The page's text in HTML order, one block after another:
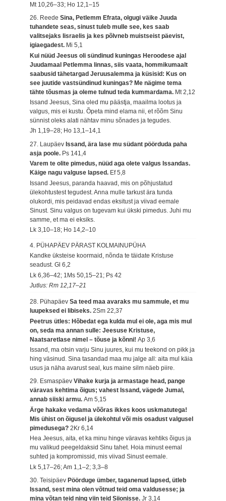
Mt 10,26–33; Ho 12,1–15
26. ReedeSina, Petlemm Efrata, olgugi väike Juuda
tuhandete seas, sinust tuleb mulle see, kes saab
valitsejaks Iisraelis ja kes põlvneb muistseist päevist,
igiaegadest. Mi 5,1
Kui nüüd Jeesus oli sündinud kuningas Heroodese ajal
Juudamaal Petlemma linnas, siis vaata, hommikumaalt
saabusid tähetargad Jeruusalemma ja küsisid: Kus on
see juutide vastsündinud kuningas? Me nägime tema
tähte tõusmas ja oleme tulnud teda kummardama. Mt 2,12
Issand Jeesus, Sina oled mu päästja, maailma lootus ja
valgus, mis ei kustu. Õpeta mind elama nii, et rõõm Sinu
sünnist oleks alati nähtav minu sõnades ja tegudes.
Jh 1,19–28; Ho 13,1–14,1
27. LaupäevIssand, ära lase mu südant pöörduda paha
asja poole. Ps 141,4
Varem te olite pimedus, nüüd aga olete valgus Issandas.
Käige nagu valguse lapsed. Ef 5,8
Issand Jeesus, paranda haavad, mis on põhjustatud
ülekohtustest tegudest. Anna mulle tarkust ära tunda
olukordi, mis peidavad endas eksitust ja viivad eemale
Sinust. Sinu valgus on tugevam kui ükski pimedus. Juhi mu
samme, et ma ei eksiks.
Lk 3,10–18; Ho 14,2–10
4. PÜHAPÄEV PÄRAST KOLMAINUPÜHA
Kandke üksteise koormaid, nõnda te täidate Kristuse
seadust.Gl 6,2
Lk 6,36–42; 1Ms 50,15–21; Ps 42
Jutlus: Rm 12,17–21
28. PühapäevSa teed maa avaraks mu sammule, et mu
luupeksed ei libiseks.2Sm 22,37
Peetrus ütles: Hõbedat ega kulda mul ei ole, aga mis mul
on, seda ma annan sulle: Jeesuse Kristuse,
Naatsaretlase nimel – tõuse ja kõnni!Ap 3,6
Issand, ma otsin varju Sinu juures, kui mu teekond on pikk ja
hing väsinud. Sina tasandad maa mu jalge all: aita mul käia
usus ja näha avarust seal, kus maine silm näeb piire.
29. EsmaspäevVihake kurja ja armastage head, pange
väravas kehtima õigus; vahest Issand, vägede Jumal,
annab siiski armu.Am 5,15
Ärge hakake vedama võõras ikkes koos uskmatutega!
Mis ühist on õigusel ja ülekohtul või mis osadust valgusel
pimedusega?2Kr 6,14
Hea Jeesus, aita, et ka minu hinge väravas kehtiks õigus ja
mu valikud peegeldaksid Sinu tahet. Hoia minust eemal
suhted ja kompromissid, mis viivad Sinust eemale.
Lk 5,17–26; Am 1,1–2; 3,3–8
30. Teisipäev Pöörduge ümber, taganenud lapsed, ütleb
Issand, sest mina olen võtnud teid oma valdusesse; ja
mina võtan teid ning viin teid Siionisse.Jr 3,14